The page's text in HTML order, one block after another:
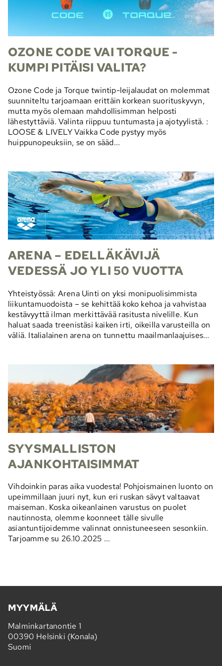
OZONE CODE VAI TORQUE -
KUMPI PITÄISI VALITA?
Ozone Code ja Torque twintip-leijalaudat on molemmat
suunniteltu tarjoamaan erittäin korkean suorituskyvyn,
mutta myös olemaan mahdollisimman helposti
lähestyttäviä. Valinta riippuu tuntumasta ja ajotyylistä. :
LOOSE & LIVELY Vaikka Code pystyy myös
huippunopeuksiin, se on sääd...
ARENA – EDELLÄKÄVIJÄ
VEDESSÄ JO YLI 50 VUOTTA
Yhteistyössä: Arena Uinti on yksi monipuolisimmista
liikuntamuodoista – se kehittää koko kehoa ja vahvistaa
kestävyyttä ilman merkittävää rasitusta nivelille. Kun
haluat saada treenistäsi kaiken irti, oikeilla varusteilla on
väliä. Italialainen arena on tunnettu maailmanlaajuises...
SYYSMALLISTON
AJANKOHTAISIMMAT
Vihdoinkin paras aika vuodesta! Pohjoismainen luonto on
upeimmillaan juuri nyt, kun eri ruskan sävyt valtaavat
maiseman. Koska oikeanlainen varustus on puolet
nautinnosta, olemme koonneet tälle sivulle
asiantuntijoidemme valinnat onnistuneeseen sesonkiin.
Tarjoamme su 26.10.2025 ...
MYYMÄLÄ
Malminkartanontie 1
00390 Helsinki (Konala)
Suomi